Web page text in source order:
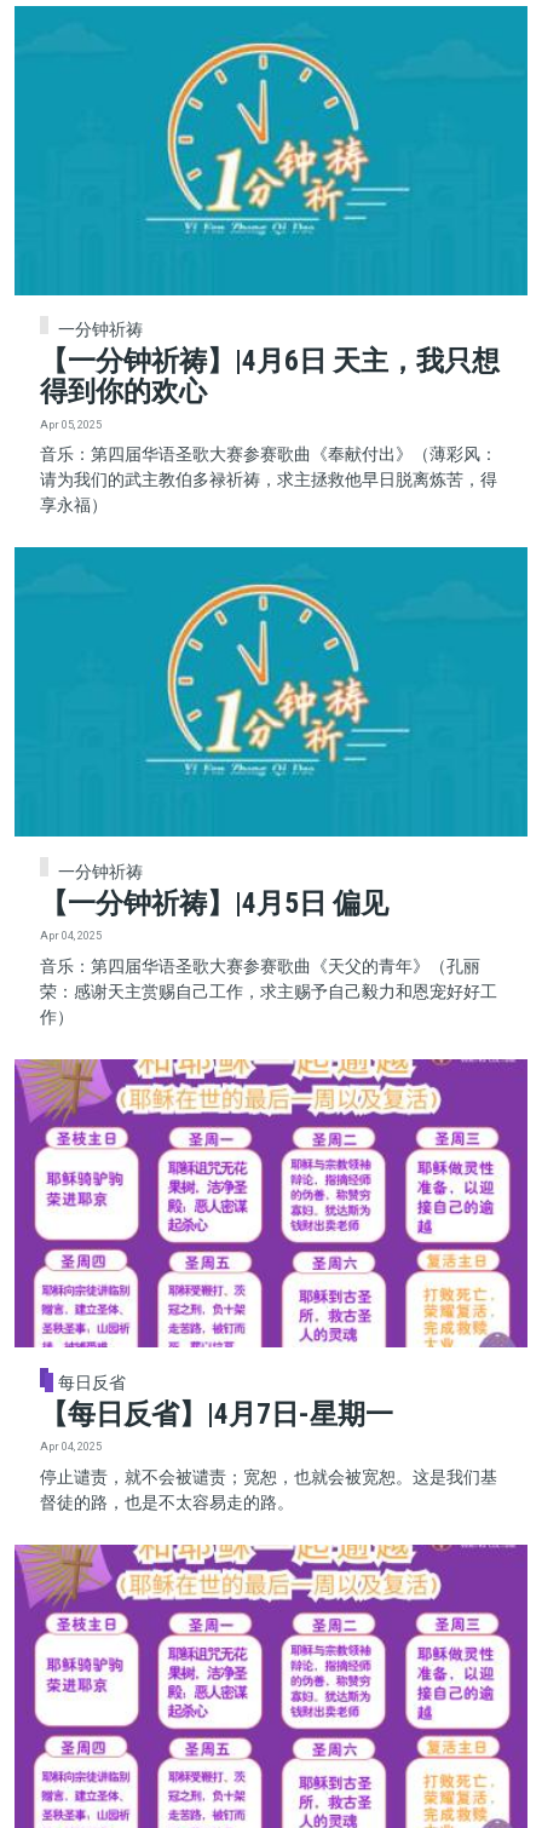
一分钟祈祷
【一分钟祈祷】|4月6日 天主，我只想
得到你的欢心
Apr 05, 2025
音乐：第四届华语圣歌大赛参赛歌曲《奉献付出》（薄彩风：
请为我们的武主教伯多禄祈祷，求主拯救他早日脱离炼苦，得
享永福）
一分钟祈祷
【一分钟祈祷】|4月5日 偏见
Apr 04, 2025
音乐：第四届华语圣歌大赛参赛歌曲《天父的青年》（孔丽
荣：感谢天主赏赐自己工作，求主赐予自己毅力和恩宠好好工
作）
每日反省
【每日反省】|4月7日-星期一
Apr 04, 2025
停止谴责，就不会被谴责；宽恕，也就会被宽恕。这是我们基
督徒的路，也是不太容易走的路。